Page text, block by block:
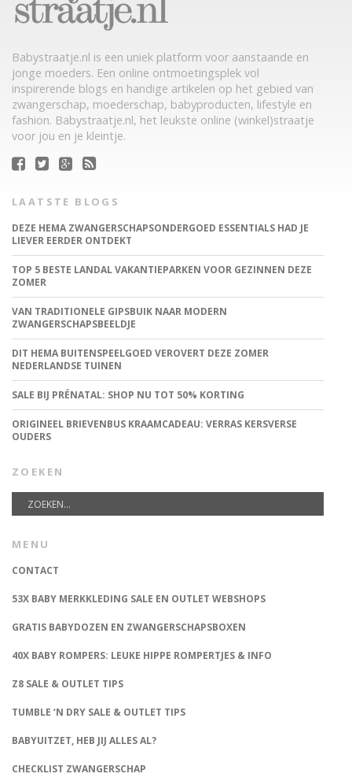
Babystraatje.nl is een uniek platform voor aanstaande en
jonge moeders. Een online ontmoetingsplek vol
inspirerende blogs en handige artikelen op het gebied van
zwangerschap, moederschap, babyproducten, lifestyle en
fashion. Babystraatje.nl, het leukste online (winkel)straatje
voor jou en je kleintje.
LAATSTE BLOGS
DEZE HEMA ZWANGERSCHAPSONDERGOED ESSENTIALS HAD JE
LIEVER EERDER ONTDEKT
TOP 5 BESTE LANDAL VAKANTIEPARKEN VOOR GEZINNEN DEZE
ZOMER
VAN TRADITIONELE GIPSBUIK NAAR MODERN
ZWANGERSCHAPSBEELDJE
DIT HEMA BUITENSPEELGOED VEROVERT DEZE ZOMER
NEDERLANDSE TUINEN
SALE BIJ PRÉNATAL: SHOP NU TOT 50% KORTING
ORIGINEEL BRIEVENBUS KRAAMCADEAU: VERRAS KERSVERSE
OUDERS
ZOEKEN
MENU
CONTACT
53X BABY MERKKLEDING SALE EN OUTLET WEBSHOPS
GRATIS BABYDOZEN EN ZWANGERSCHAPSBOXEN
40X BABY ROMPERS: LEUKE HIPPE ROMPERTJES & INFO
Z8 SALE & OUTLET TIPS
TUMBLE ‘N DRY SALE & OUTLET TIPS
BABYUITZET, HEB JIJ ALLES AL?
CHECKLIST ZWANGERSCHAP